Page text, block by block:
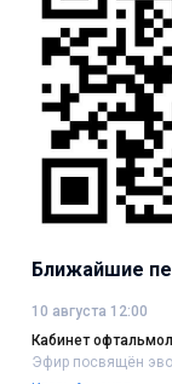
Ближайшие
10 августа 12:00
Кабинет
Эфир посвящён